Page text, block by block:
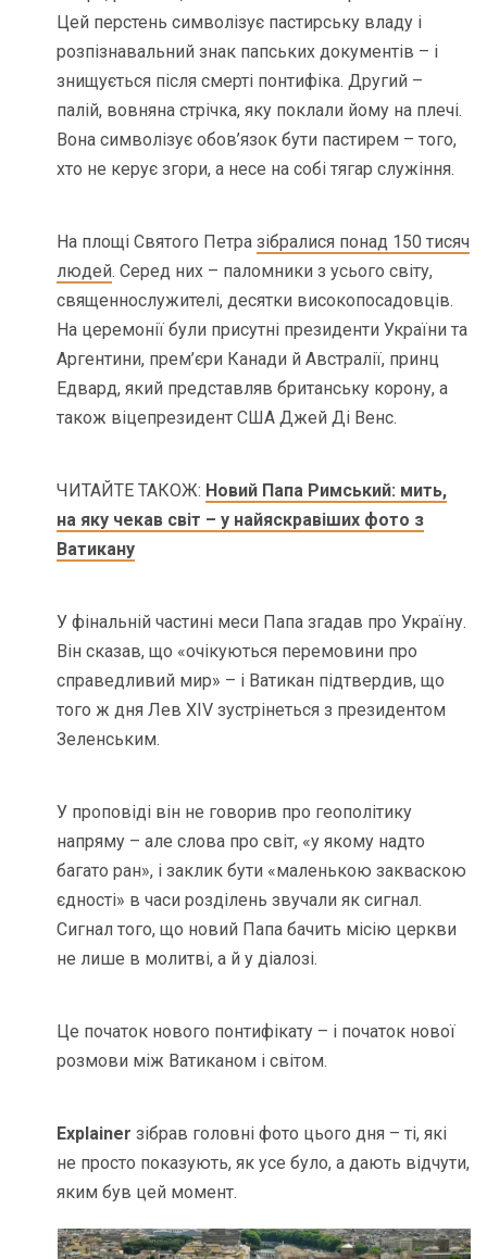
Цей перстень символізує пастирську владу і
розпізнавальний знак папських документів – і
знищується після смерті понтифіка. Другий –
палій, вовняна стрічка, яку поклали йому на плечі.
Вона символізує обов’язок бути пастирем – того,
хто не керує згори, а несе на собі тягар служіння.
На площі Святого Петразібралися понад 150 тисяч
людей. Серед них – паломники з усього світу,
священнослужителі, десятки високопосадовців.
На церемонії були присутні президенти України та
Аргентини, прем’єри Канади й Австралії, принц
Едвард, який представляв британську корону, а
також віцепрезидент США Джей Ді Венс.
ЧИТАЙТЕ ТАКОЖ: Новий Папа Римський: мить,
на яку чекав світ – у найяскравіших фото з
Ватикану
У фінальній частині меси Папа згадав про Україну.
Він сказав, що «очікуються перемовини про
справедливий мир» – і Ватикан підтвердив, що
того ж дня Лев XIV зустрінеться з президентом
Зеленським.
У проповіді він не говорив про геополітику
напряму – але слова про світ, «у якому надто
багато ран», і заклик бути «маленькою закваскою
єдності» в часи розділень звучали як сигнал.
Сигнал того, що новий Папа бачить місію церкви
не лише в молитві, а й у діалозі.
Це початок нового понтифікату – і початок нової
розмови між Ватиканом і світом.
Explainerзібрав головні фото цього дня – ті, які
не просто показують, як усе було, а дають відчути,
яким був цей момент.